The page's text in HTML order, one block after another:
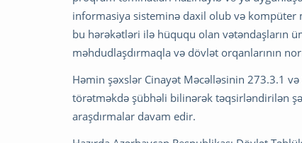
informasiya sisteminə daxil olub və kompüter
bu hərəkətləri ilə hüququ olan vətəndaşların
məhdudlaşdırmaqla və dövlət orqanlarının
Həmin şəxslər Cinayət Məcəlləsinin 273.3.1
törətməkdə şübhəli bilinərək təqsirləndirilən
araşdırmalar davam edir.